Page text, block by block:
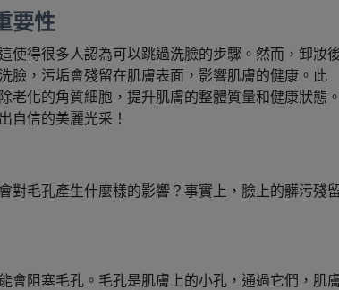
要性
使得很多人認為可以跳過洗臉的步驟。然而，卸妝
臉，污垢會殘留在肌膚表面，影響肌膚的健康。此
老化的角質細胞，提升肌膚的整體質量和健康狀態
自信的美麗光采！
對毛孔產生什麼樣的影響？事實上，臉上的髒污殘
會阻塞毛孔。毛孔是肌膚上的小孔，通過它們，肌